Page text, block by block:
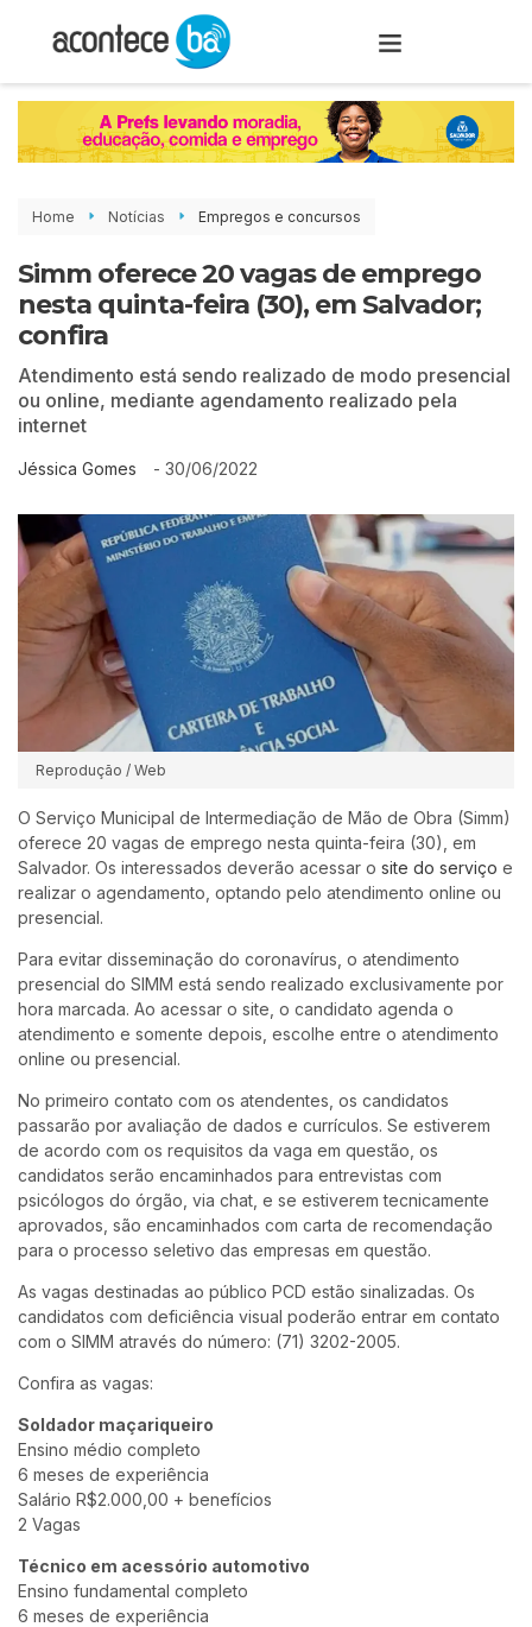
Home Notícias Empregos e concursos
Simm oferece 20 vagas de emprego
nesta quinta-feira (30), em Salvador;
confira
Atendimento está sendo realizado de modo presencial
ou online, mediante agendamento realizado pela
internet
Jéssica Gomes - 30/06/2022
Reprodução / Web
O Serviço Municipal de Intermediação de Mão de Obra (Simm)
oferece 20 vagas de emprego nesta quinta-feira (30), em
Salvador. Os interessados deverão acessar o site do serviço e
realizar o agendamento, optando pelo atendimento online ou
presencial.
Para evitar disseminação do coronavírus, o atendimento
presencial do SIMM está sendo realizado exclusivamente por
hora marcada. Ao acessar o site, o candidato agenda o
atendimento e somente depois, escolhe entre o atendimento
online ou presencial.
No primeiro contato com os atendentes, os candidatos
passarão por avaliação de dados e currículos. Se estiverem
de acordo com os requisitos da vaga em questão, os
candidatos serão encaminhados para entrevistas com
psicólogos do órgão, via chat, e se estiverem tecnicamente
aprovados, são encaminhados com carta de recomendação
para o processo seletivo das empresas em questão.
As vagas destinadas ao público PCD estão sinalizadas. Os
candidatos com deficiência visual poderão entrar em contato
com o SIMM através do número: (71) 3202-2005.
Confira as vagas:
Soldador maçariqueiro
Ensino médio completo
6 meses de experiência
Salário R$2.000,00 + benefícios
2 Vagas
Técnico em acessório automotivo
Ensino fundamental completo
6 meses de experiência